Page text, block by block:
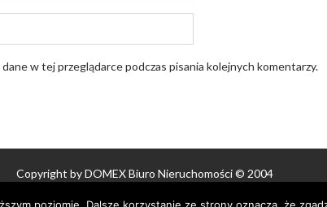
w tej przeglądarce podczas pisania kolejnych komentarzy.
Copyright by DOMEX Biuro Nieruchomości © 2004
powered by WordPress|Theme: AcmeBlog byAcme Themes